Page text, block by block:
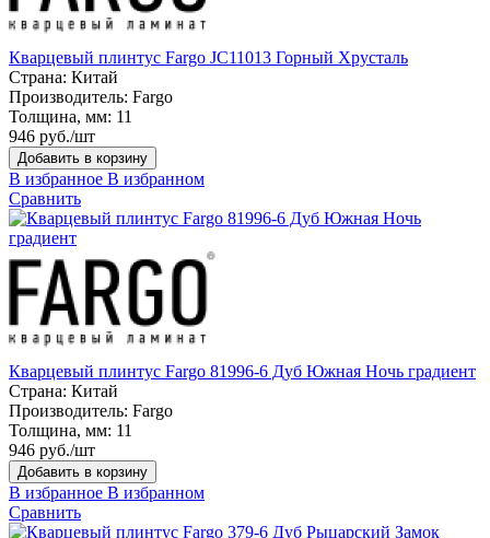
Кварцевый плинтус Fargo JC11013 Горный Хрусталь
Страна: Китай
Производитель: Fargo
Толщина, мм: 11
946 руб./шт
Добавить в корзину
В избранное В избранном
Сравнить
Кварцевый плинтус Fargo 81996-6 Дуб Южная Ночь градиент
Страна: Китай
Производитель: Fargo
Толщина, мм: 11
946 руб./шт
Добавить в корзину
В избранное В избранном
Сравнить